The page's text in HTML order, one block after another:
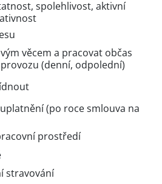
spolehlivost, aktivní
věcem a pracovat občas
(denní, odpolední)
(po roce smlouva na
prostředí
stravování